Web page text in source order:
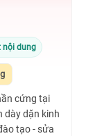
nội dung
cứng tại
dày dặn kinh
tạo - sửa